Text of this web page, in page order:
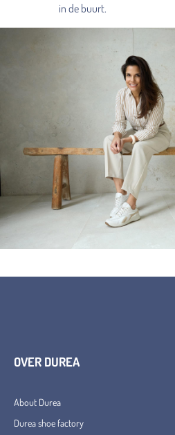
in de buurt.
OVER DUREA
About Durea
Durea shoe factory